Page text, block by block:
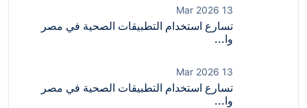
13 Mar 2026
تسارع استخدام التطبيقات الصحية في مصر
وا...
13 Mar 2026
تسارع استخدام التطبيقات الصحية في مصر
وا...